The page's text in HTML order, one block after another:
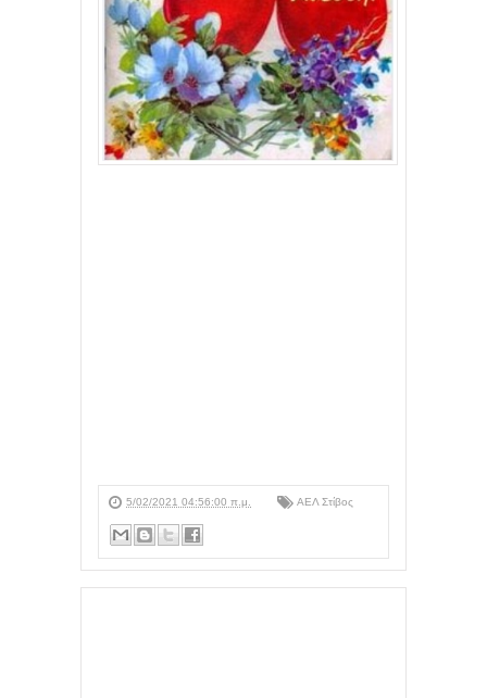
5/02/2021 04:56:00 π.μ. ΑΕΛ Στίβος